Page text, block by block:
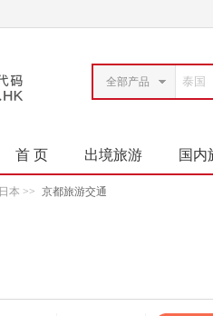
全部产品
首 页 出境旅游 国内
日本 >> 京都旅游交通